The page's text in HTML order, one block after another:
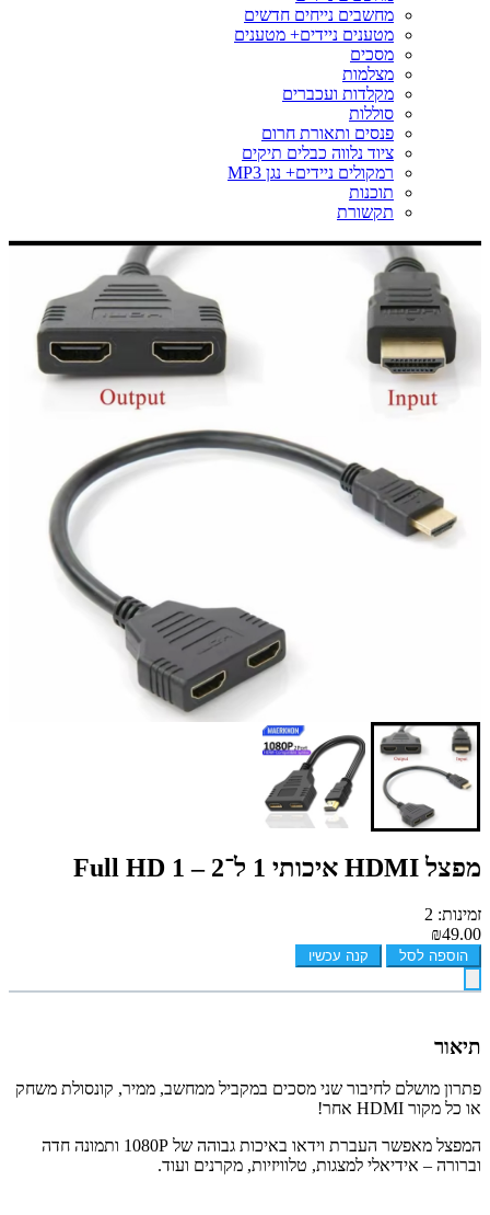
מחשבים נייחים חדשים
מטענים ניידים+ מטענים
מסכים
מצלמות
מקלדות ועכברים
סוללות
פנסים ותאורת חרום
ציוד נלווה כבלים תיקים
רמקולים ניידים+ נגן MP3
תוכנות
תקשורת
מפצל HDMI איכותי 1 ל־2 – Full HD 1
זמינות: 2
₪49.00
הוספה לסל קנה עכשיו
תיאור
פתרון מושלם לחיבור שני מסכים במקביל ממחשב, ממיר, קונסולת משחק
או כל מקור HDMI אחר!
המפצל מאפשר העברת וידאו באיכות גבוהה של 1080P ותמונה חדה
וברורה – אידיאלי למצגות, טלוויזיות, מקרנים ועוד.